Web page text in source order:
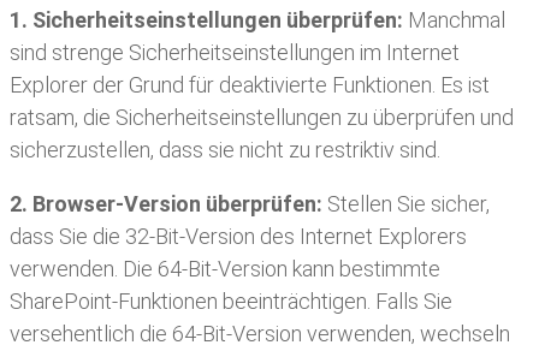
1. Sicherheitseinstellungen überprüfen: Manchmal
sind strenge Sicherheitseinstellungen im Internet
Explorer der Grund für deaktivierte Funktionen. Es ist
ratsam, die Sicherheitseinstellungen zu überprüfen und
sicherzustellen, dass sie nicht zu restriktiv sind.
2. Browser-Version überprüfen: Stellen Sie sicher,
dass Sie die 32-Bit-Version des Internet Explorers
verwenden. Die 64-Bit-Version kann bestimmte
SharePoint-Funktionen beeinträchtigen. Falls Sie
versehentlich die 64-Bit-Version verwenden, wechseln